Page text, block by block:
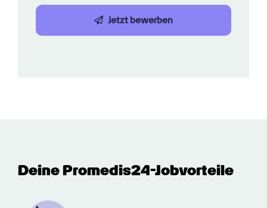
Jetzt bewerben
Deine Promedis24-Jobvorteile